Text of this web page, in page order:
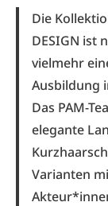
Die
DESIGN ist
vielmehr
Ausbildung
Das PAM-
elegante
Varianten